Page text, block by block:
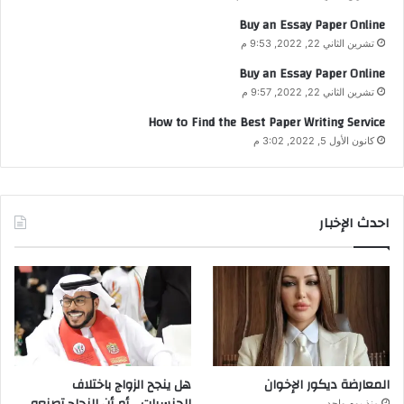
Buy an Essay Paper Online
تشرين الثاني 22, 2022, 9:53 م
Buy an Essay Paper Online
تشرين الثاني 22, 2022, 9:57 م
How to Find the Best Paper Writing Service
كانون الأول 5, 2022, 3:02 م
احدث الإخبار
المعارضة ديكور الإخوان
هل ينجح الزواج باختلاف